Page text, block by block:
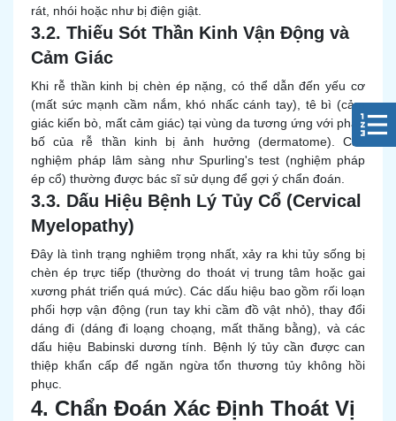
rát, nhói hoặc như bị điện giật.
3.2. Thiếu Sót Thần Kinh Vận Động và
Cảm Giác
Khi rễ thần kinh bị chèn ép nặng, có thể dẫn đến yếu cơ
(mất sức mạnh cầm nắm, khó nhấc cánh tay), tê bì (cảm
giác kiến bò, mất cảm giác) tại vùng da tương ứng với phân
bố của rễ thần kinh bị ảnh hưởng (dermatome). Các
nghiệm pháp lâm sàng như Spurling's test (nghiệm pháp
ép cổ) thường được bác sĩ sử dụng để gợi ý chẩn đoán.
3.3. Dấu Hiệu Bệnh Lý Tủy Cổ (Cervical
Myelopathy)
Đây là tình trạng nghiêm trọng nhất, xảy ra khi tủy sống bị
chèn ép trực tiếp (thường do thoát vị trung tâm hoặc gai
xương phát triển quá mức). Các dấu hiệu bao gồm rối loạn
phối hợp vận động (run tay khi cầm đồ vật nhỏ), thay đổi
dáng đi (dáng đi loạng choạng, mất thăng bằng), và các
dấu hiệu Babinski dương tính. Bệnh lý tủy cần được can
thiệp khẩn cấp để ngăn ngừa tổn thương tủy không hồi
phục.
4. Chẩn Đoán Xác Định Thoát Vị